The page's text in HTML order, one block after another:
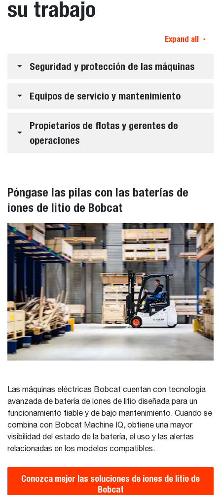
su trabajo
Expand all
Seguridad y protección de las máquinas
Equipos de servicio y mantenimiento
Propietarios de flotas y gerentes de
operaciones
Póngase las pilas con las baterías de
iones de litio de Bobcat
Las máquinas eléctricas Bobcat cuentan con tecnología
avanzada de batería de iones de litio diseñada para un
funcionamiento fiable y de bajo mantenimiento. Cuando se
combina con Bobcat Machine IQ, obtiene una mayor
visibilidad del estado de la batería, el uso y las alertas
relacionadas en los modelos compatibles.
Conozca mejor las soluciones de iones de litio de
Bobcat